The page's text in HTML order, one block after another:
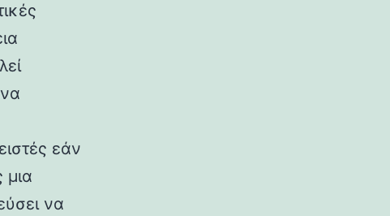
εάν
μια
να